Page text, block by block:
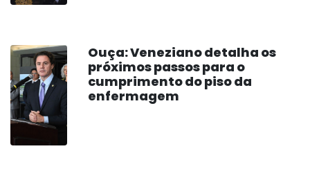
Ouça: Veneziano detalha os
próximos passos para o
cumprimento do piso da
enfermagem